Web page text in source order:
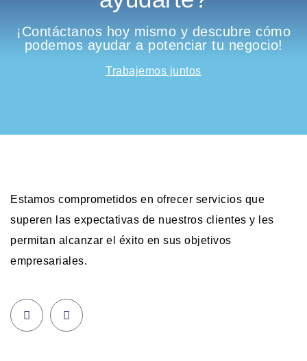
¡Contáctanos hoy mismo y descubre cómo
podemos ayudar a potenciar tu negocio!
Trabajemos juntos
Estamos comprometidos en ofrecer servicios que
superen las expectativas de nuestros clientes y les
permitan alcanzar el éxito en sus objetivos
empresariales.